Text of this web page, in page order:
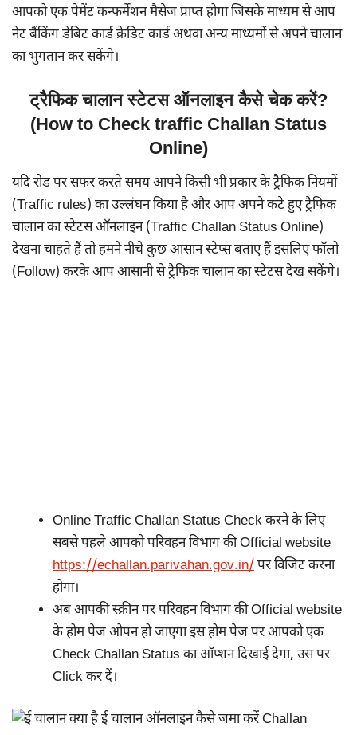
आपको एक पेमेंट कन्फर्मेशन मैसेज प्राप्त होगा जिसके माध्यम से आप
नेट बैंकिंग डेबिट कार्ड क्रेडिट कार्ड अथवा अन्य माध्यमों से अपने चालान
का भुगतान कर सकेंगे।
ट्रैफिक चालान स्टेटस ऑनलाइन कैसे चेक करें?
(How to Check traffic Challan Status
Online)
यदि रोड पर सफर करते समय आपने किसी भी प्रकार के ट्रैफिक नियमों
(Traffic rules) का उल्लंघन किया है और आप अपने कटे हुए ट्रैफिक
चालान का स्टेटस ऑनलाइन (Traffic Challan Status Online)
देखना चाहते हैं तो हमने नीचे कुछ आसान स्टेप्स बताए हैं इसलिए फॉलो
(Follow) करके आप आसानी से ट्रैफिक चालान का स्टेटस देख सकेंगे।
Online Traffic Challan Status Check करने के लिए
सबसे पहले आपको परिवहन विभाग की Official website
https://echallan.parivahan.gov.in/पर विजिट करना
होगा।
अब आपकी स्क्रीन पर परिवहन विभाग की Official website
के होम पेज ओपन हो जाएगा इस होम पेज पर आपको एक
Check Challan Status का ऑप्शन दिखाई देगा, उस पर
Click कर दें।